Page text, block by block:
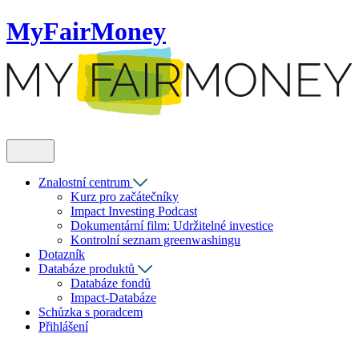
MyFairMoney
Znalostní centrum
Kurz pro začátečníky
Impact Investing Podcast
Dokumentární film: Udržitelné investice
Kontrolní seznam greenwashingu
Dotazník
Databáze produktů
Databáze fondů
Impact-Databáze
Schůzka s poradcem
Přihlášení